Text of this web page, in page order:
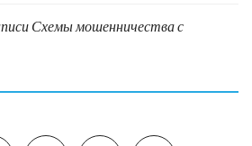
Схемы мошенничества с